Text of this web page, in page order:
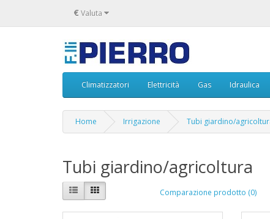
€ Valuta
Climatizzatori Elettricità Gas Idraulica
Home Irrigazione Tubi giardino/
Tubi giardino/agricoltura
Comparazione prodotto (0)